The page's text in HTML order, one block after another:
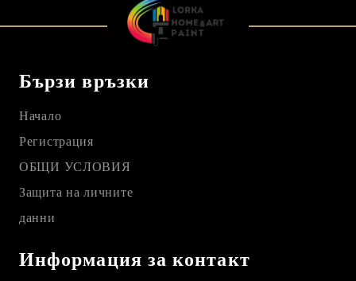
Бързи връзки
Начало
Регистрация
ОБЩИ УСЛОВИЯ
Защита на личните
данни
Информация за контакт